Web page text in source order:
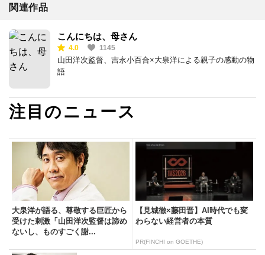
関連作品
こんにちは、母さん
4.0 1145
山田洋次監督、吉永小百合×大泉洋による親子の感動の物
語
注目のニュース
大泉洋が語る、尊敬する巨匠から
受けた刺激「山田洋次監督は諦め
ないし、ものすごく謝...
【見城徹×藤田晋】AI時代でも変
わらない経営者の本質
PR(FINCHI on GOETHE)